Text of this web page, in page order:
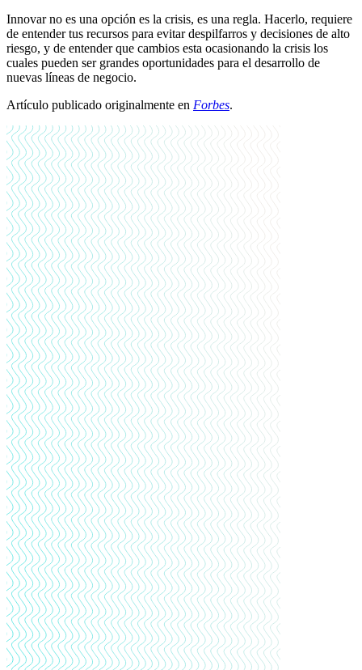
Innovar no es una opción es la crisis, es una regla. Hacerlo, requiere
de entender tus recursos para evitar despilfarros y decisiones de alto
riesgo, y de entender que cambios esta ocasionando la crisis los
cuales pueden ser grandes oportunidades para el desarrollo de
nuevas líneas de negocio.
Artículo publicado originalmente en Forbes.